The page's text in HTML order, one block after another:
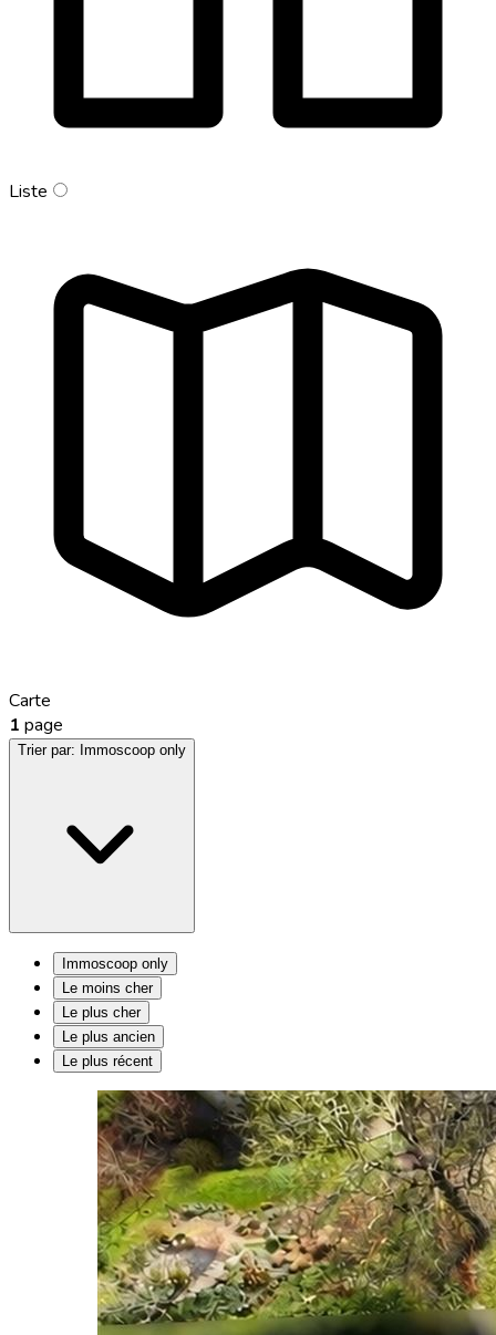
Liste
Carte
1 page
Trier par: Immoscoop only
Immoscoop only
Le moins cher
Le plus cher
Le plus ancien
Le plus récent